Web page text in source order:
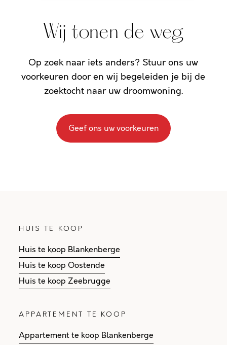
Wij tonen de weg
Op zoek naar iets anders? Stuur ons uw
voorkeuren door en wij begeleiden je bij de
zoektocht naar uw droomwoning.
Geef ons uw voorkeuren
HUIS TE KOOP
Huis te koop Blankenberge
Huis te koop Oostende
Huis te koop Zeebrugge
APPARTEMENT TE KOOP
Appartement te koop Blankenberge